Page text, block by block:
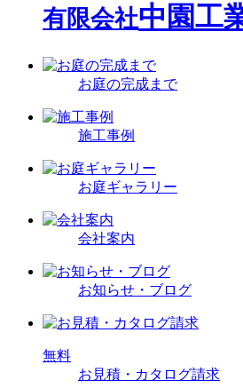
有限会社中園工
お庭の完成まで
施工事例
お庭ギャラリー
会社案内
お知らせ・ブログ
無料
お見積・カタログ請求